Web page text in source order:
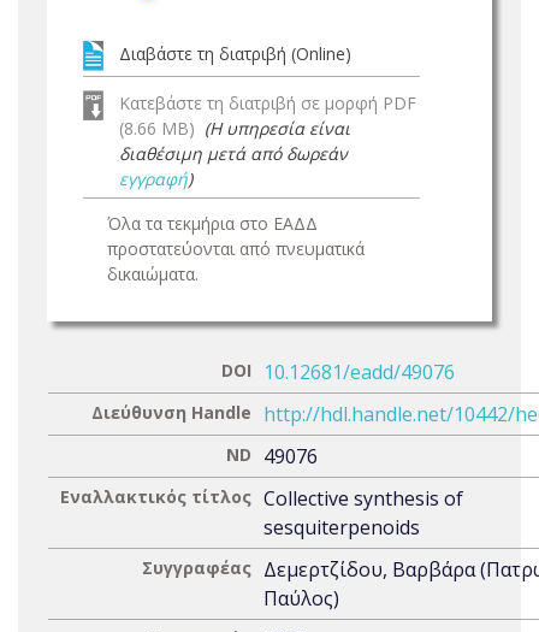
Διαβάστε τη διατριβή (Online)
Κατεβάστε τη διατριβή σε μορφή PDF
(8.66 MB) (Η υπηρεσία είναι
διαθέσιμη μετά από δωρεάν
εγγραφή)
Όλα τα τεκμήρια στο ΕΑΔΔ
προστατεύονται από πνευματικά
δικαιώματα.
DOI 10.12681/eadd/49076
Διεύθυνση Handle http://hdl.handle.net/10442/
ND 49076
Εναλλακτικός τίτλος Collective synthesis of
sesquiterpenoids
Συγγραφέας Δεμερτζίδου, Βαρβάρα
Παύλος)